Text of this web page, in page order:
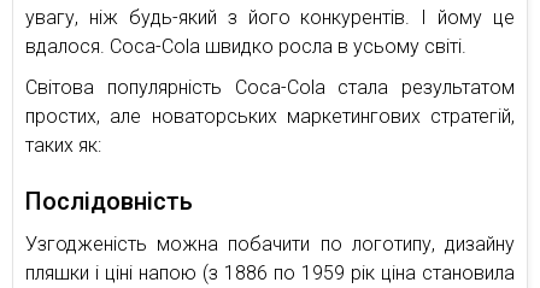
увагу, ніж будь-який з його конкурентів. І йому це
вдалося. Coca-Cola швидко росла в усьому світі.
Світова популярність Coca-Cola стала результатом
простих, але новаторських маркетингових стратегій,
таких як:
Послідовність
Узгодженість можна побачити по логотипу, дизайну
пляшки і ціні напою (з 1886 по 1959 рік ціна становила